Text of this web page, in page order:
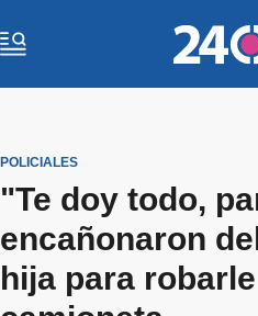
POLICIALES
"Te doy todo,
encañonaron
hija para